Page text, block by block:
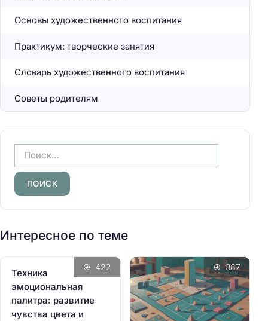
Основы художественного воспитания
Практикум: творческие занятия
Словарь художественного воспитания
Советы родителям
а
й
т
и
Интересное по теме
Техника
эмоциональная
палитра: развитие
чувства цвета и
422 387